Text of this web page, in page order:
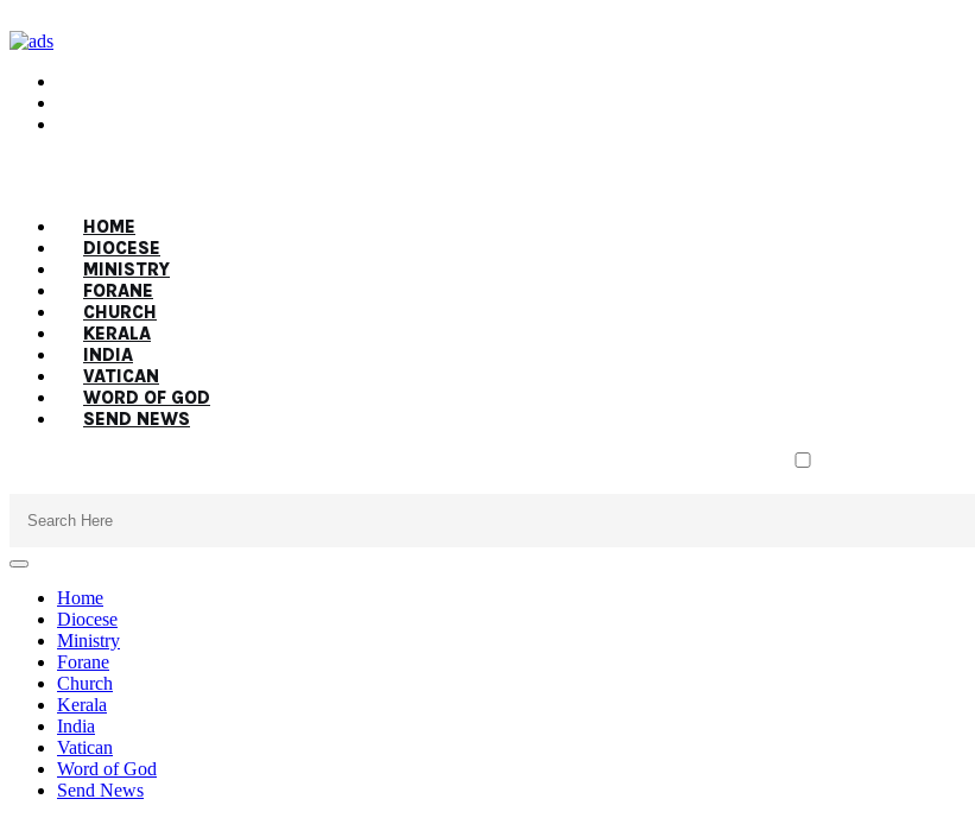
HOME
DIOCESE
MINISTRY
FORANE
CHURCH
KERALA
INDIA
VATICAN
WORD OF GOD
SEND NEWS
Home
Diocese
Ministry
Forane
Church
Kerala
India
Vatican
Word of God
Send News